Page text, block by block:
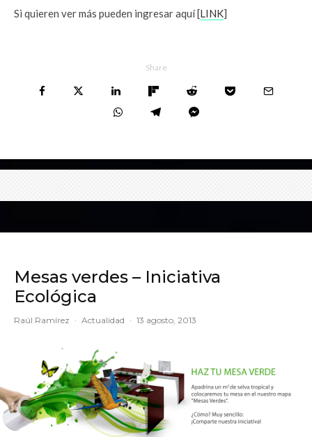
Si quieren ver más pueden ingresar aquí [LINK]
Share
Mesas verdes – Iniciativa
Ecológica
Raúl Ramírez · Actualidad · 13 agosto, 2013